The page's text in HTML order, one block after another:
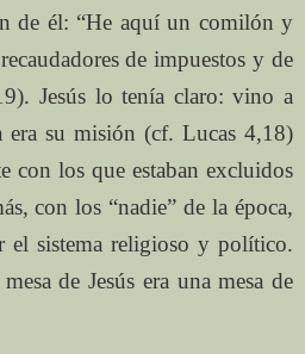
de él: “He aquí un comilón y
de impuestos y de
Jesús lo tenía claro: vino a
era su misión (cf. Lucas 4,18)
con los que estaban excluidos
con los “nadie” de la época,
el sistema religioso y político.
de Jesús era una mesa de